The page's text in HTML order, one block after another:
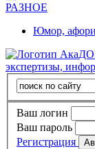
РАЗНОЕ
Юмор,
экспертизы,
Ваш логин
Ваш пароль
Регистрация